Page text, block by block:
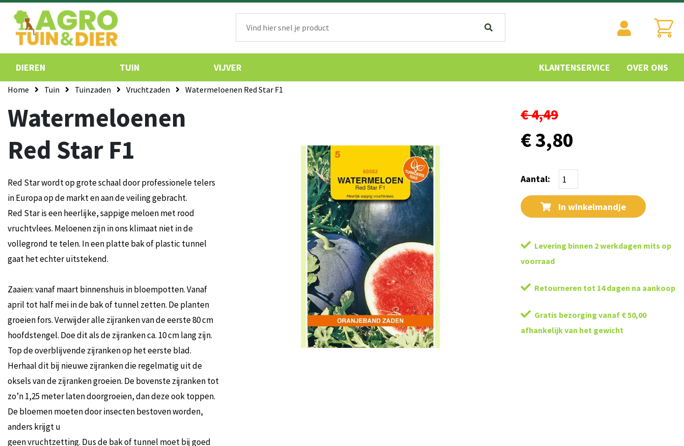
DIEREN TUIN VIJVER KLANTENSERVICE OVER ONS
Home Tuin Tuinzaden Vruchtzaden Watermeloenen Red Star F1
Watermeloenen
Red Star F1
Red Star wordt op grote schaal door professionele telers
in Europa op de markt en aan de veiling gebracht.
Red Star is een heerlijke, sappige meloen met rood
vruchtvlees. Meloenen zijn in ons klimaat niet in de
vollegrond te telen. In een platte bak of plastic tunnel
gaat het echter uitstekend.
Zaaien: vanaf maart binnenshuis in bloempotten. Vanaf
april tot half mei in de bak of tunnel zetten. De planten
groeien fors. Verwijder alle zijranken van de eerste 80 cm
hoofdstengel. Doe dit als de zijranken ca. 10 cm lang zijn.
Top de overblijvende zijranken op het eerste blad.
Herhaal dit bij nieuwe zijranken die regelmatig uit de
oksels van de zijranken groeien. De bovenste zijranken tot
zo’n 1,25 meter laten doorgroeien, dan deze ook toppen.
De bloemen moeten door insecten bestoven worden,
anders krijgt u
geen vruchtzetting. Dus de bak of tunnel moet bij goed
€ 4,49
€ 3,80
Aantal:
In winkelmandje
Levering binnen 2 werkdagen mits op
voorraad
Retourneren tot 14 dagen na aankoop
Gratis bezorging vanaf € 50,00
afhankelijk van het gewicht